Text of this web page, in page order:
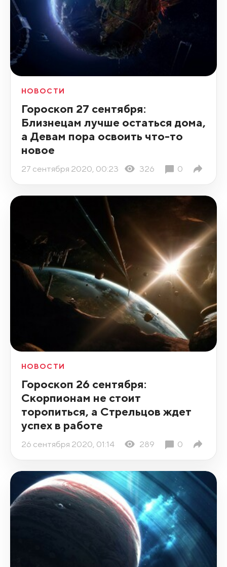
НОВОСТИ
Гороскоп 27 сентября:
Близнецам лучше остаться дома,
а Девам пора освоить что-то
новое
27 сентября 2020, 00:23 326 0
НОВОСТИ
Гороскоп 26 сентября:
Скорпионам не стоит
торопиться, а Стрельцов ждет
успех в работе
26 сентября 2020, 01:14 289 0